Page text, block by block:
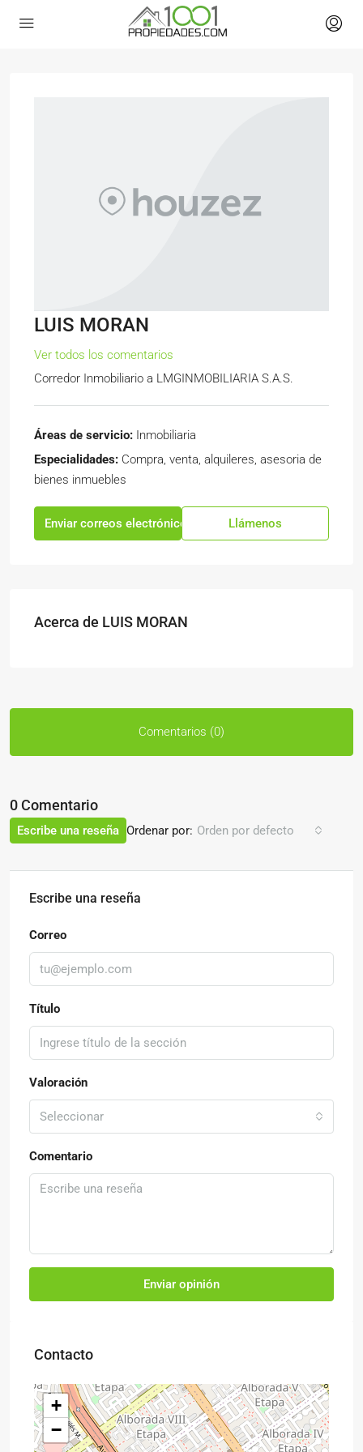
LUIS MORAN
Ver todos los comentarios
Corredor Inmobiliario a LMGINMOBILIARIA S.A.S.
Áreas de servicio: Inmobiliaria
Especialidades: Compra, venta, alquileres, asesoria de
bienes inmuebles
Enviar correos electrónicos Llámenos
Acerca de LUIS MORAN
Comentarios (0)
0 Comentario
Ordenar por: Orden por defecto
Escribe una reseña
Escribe una reseña
Correo
Título
Valoración
Seleccionar
Comentario
Enviar opinión
Contacto
+
−